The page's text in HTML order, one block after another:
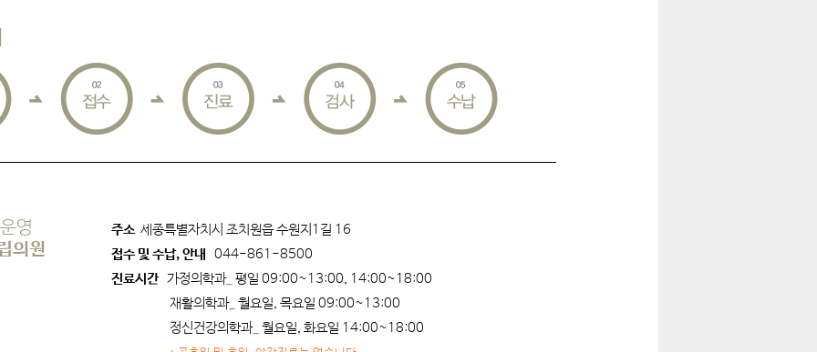
영
의원
주소세종특별자치시 조치원읍 수원지1길 16
접수 및 수납, 안내
044-861-8500
진료시간가정의학과_ 평일 09:00~13:00, 14:00~18:00
재활의학과_ 월요일, 목요일 09:00~13:00
정신건강의학과_ 월요일, 화요일 14:00~18:00